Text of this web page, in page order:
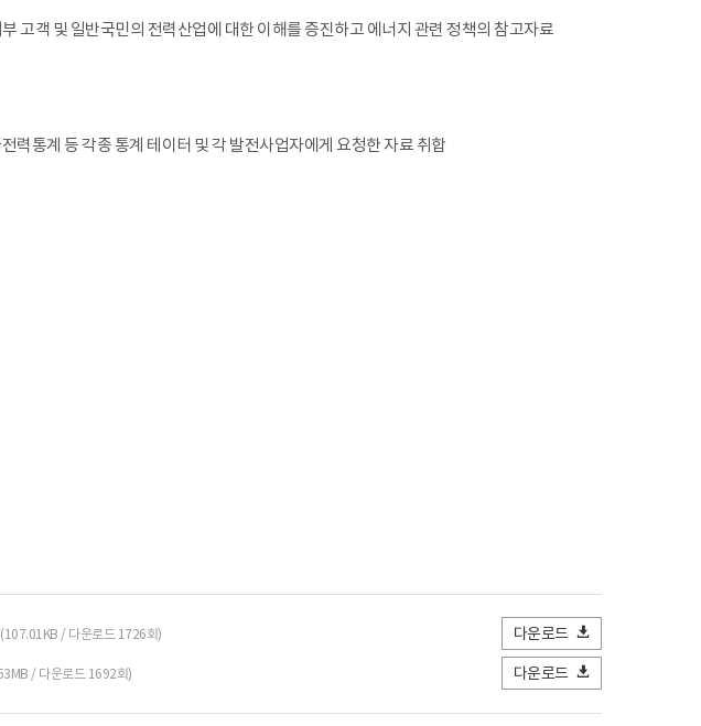
고객 및 일반국민의 전력산업에 대한 이해를 증진하고 에너지 관련 정책의 참고자료
력통계 등 각종 통계 테이터 및 각 발전사업자에게 요청한 자료 취합
(107.01KB / 다운로드 1726회) 다운로드
/ 다운로드 1692회) 다운로드